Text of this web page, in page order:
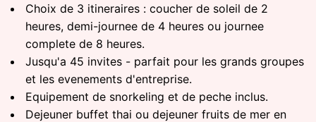
Choix de 3 itineraires : coucher de soleil de 2
heures, demi-journee de 4 heures ou journee
complete de 8 heures.
Jusqu'a 45 invites - parfait pour les grands groupes
et les evenements d'entreprise.
Equipement de snorkeling et de peche inclus.
Dejeuner buffet thai ou dejeuner fruits de mer en